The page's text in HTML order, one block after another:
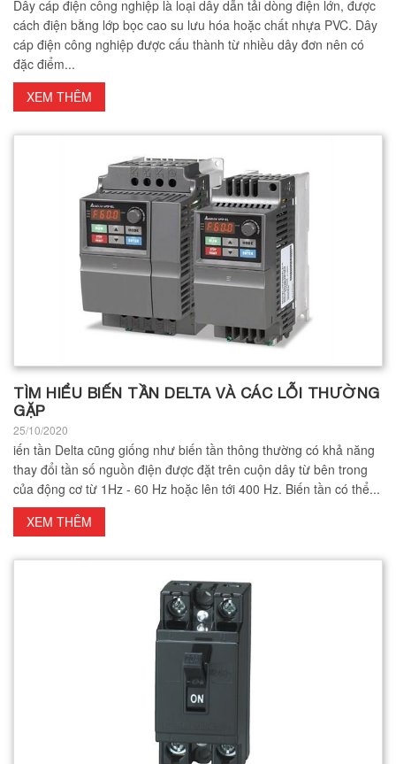
Dây cáp điện công nghiệp là loại dây dẫn tải dòng điện lớn, được
cách điện bằng lớp bọc cao su lưu hóa hoặc chất nhựa PVC. Dây
cáp điện công nghiệp được cấu thành từ nhiều dây đơn nên có
đặc điểm...
XEM THÊM
TÌM HIỂU BIẾN TẦN DELTA VÀ CÁC LỖI THƯỜNG
GẶP
25/10/2020
iến tần Delta cũng giống như biến tần thông thường có khả năng
thay đổi tần số nguồn điện được đặt trên cuộn dây từ bên trong
của động cơ từ 1Hz - 60 Hz hoặc lên tới 400 Hz. Biến tần có thể...
XEM THÊM